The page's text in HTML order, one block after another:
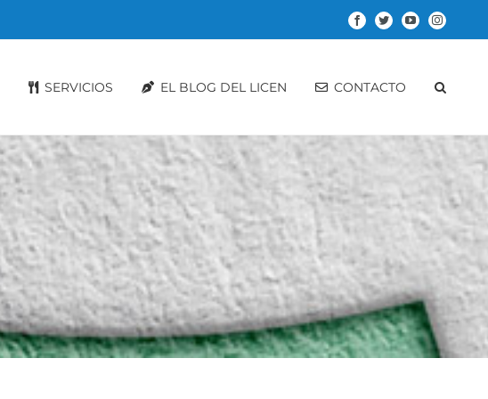
FacebookTwitterYouTubeInstagram
SERVICIOS EL BLOG DEL LICEN CONTACTO